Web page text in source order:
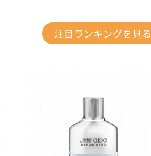
注目ランキングを見る